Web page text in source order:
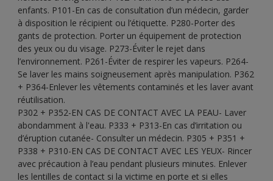
enfants. P101-En cas de consultation d’un médecin, garder
à disposition le récipient ou l’étiquette. P280-Porter des
gants de protection. Porter un équipement de protection
des yeux ou du visage. P273-Éviter le rejet dans
l’environnement. P261-Éviter de respirer les vapeurs. P264-
Se laver les mains soigneusement après manipulation. P362
+ P364-Enlever les vêtements contaminés et les laver avant
réutilisation.
P302 + P352-EN CAS DE CONTACT AVEC LA PEAU- Laver
abondamment à l'eau. P333 + P313-En cas d’irritation ou
d’éruption cutanée- Consulter un médecin. P305 + P351 +
P338 + P310-EN CAS DE CONTACT AVEC LES YEUX- Rincer
avec précaution à l’eau pendant plusieurs minutes. Enlever
les lentilles de contact si la victime en porte et si elles